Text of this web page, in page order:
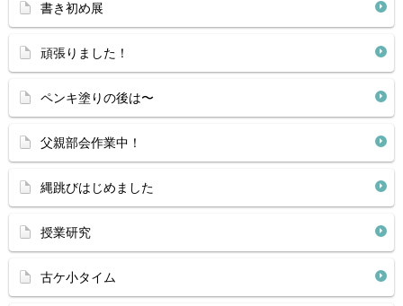
書き初め展
頑張りました！
ペンキ塗りの後は〜
父親部会作業中！
縄跳びはじめました
授業研究
古ケ小タイム